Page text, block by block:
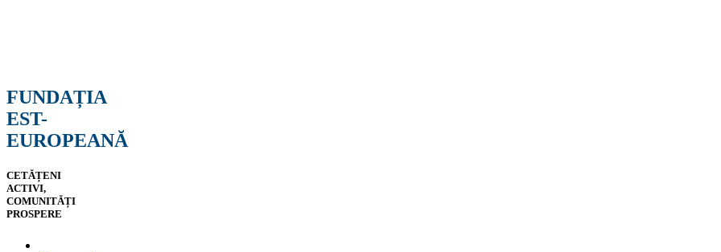
FUNDAȚIA
EST-
EUROPEANĂ
CETĂȚENI
ACTIVI,
COMUNITĂȚI
PROSPERE